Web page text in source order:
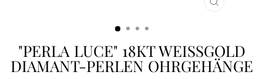
"PERLA LUCE" 18KT WEISSGOLD D
IAMANT-PERLEN OHRGEHÄNGE